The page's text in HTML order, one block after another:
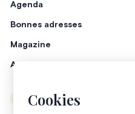
Cookies
Agenda
Bonnes adresses
Magazine
Annonceurs
Instagram